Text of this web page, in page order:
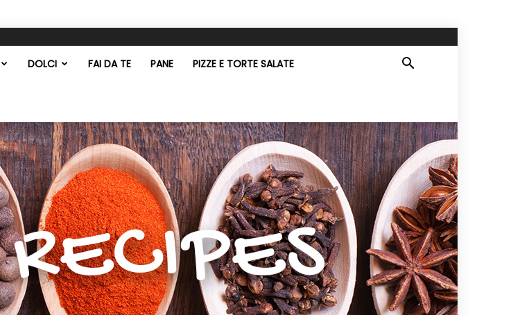
DOLCI FAI DA TE PANE PIZZE E TORTE SALATE